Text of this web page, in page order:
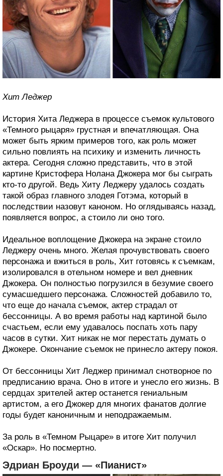
Хит Леджер
История Хита Леджера в процессе съемок культового
«Темного рыцаря» грустная и впечатляющая. Она
может быть ярким примеров того, как роль может
сильно повлиять на психику и изменить личность
актера. Сегодня сложно представить, что в этой
картине Кристофера Нолана Джокера мог бы сыграть
кто-то другой. Ведь Хиту Леджеру удалось создать
такой образ главного злодея Готэма, который в
последствии назовут каноном. Но оглядываясь назад,
появляется вопрос, а стоило ли оно того.
Идеальное воплощение Джокера на экране стоило
Леджеру очень много. Желая прочувствовать своего
персонажа и вжиться в роль, Хит готовясь к съемкам,
изолировался в отельном номере и вел дневник
Джокера. Он полностью погрузился в безумие своего
сумасшедшего персонажа. Сложностей добавило то,
что еще до начала съемок, актер страдал от
бессонницы. А во время работы над картиной было
счастьем, если ему удавалось поспать хоть пару
часов в сутки. Хит никак не мог перестать думать о
Джокере. Окончание съемок не принесло актеру покоя.
От бессонницы Хит Леджер принимал снотворное по
предписанию врача. Оно в итоге и унесло его жизнь. В
сердцах зрителей актер останется гениальным
артистом, а его Джокер для многих фанатов долгие
годы будет каноничным и неподражаемым.
За роль в «Темном Рыцаре» в итоге Хит получил
«Оскар». Но посмертно.
Эдриан Броуди — «Пианист»